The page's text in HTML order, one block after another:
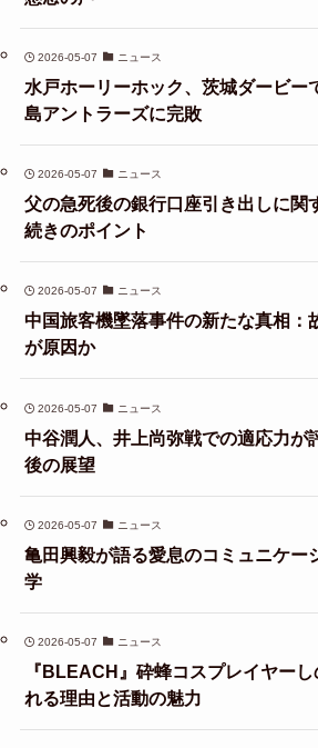
2026-05-07 ニュース
水戸ホーリーホック、茨城ダービー
島アントラーズに完敗
2026-05-07 ニュース
父の急死後の銀行口座引き出しに関
続きのポイント
2026-05-07 ニュース
中国旅客機墜落事件の新たな真相：
が原因か
2026-05-07 ニュース
中谷潤人、井上尚弥戦での適応力が
後の展望
2026-05-07 ニュース
亀田興毅が語る愛息のコミュニケー
学
2026-05-07 ニュース
『BLEACH』砕蜂コスプレイヤー
れる理由と活動の魅力